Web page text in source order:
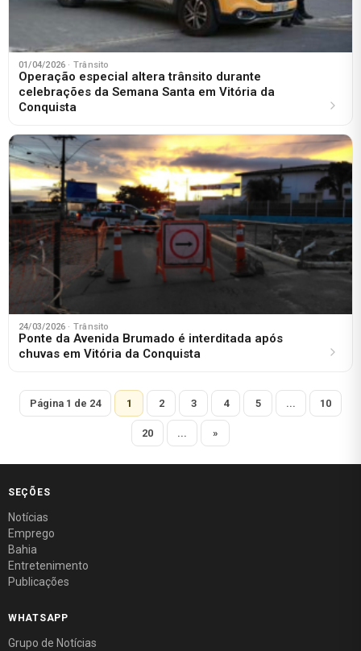
01/04/2026 · Trânsito
Operação especial altera trânsito durante
celebrações da Semana Santa em Vitória da
Conquista
24/03/2026 · Trânsito
Ponte da Avenida Brumado é interditada após
chuvas em Vitória da Conquista
Página 1 de 24 1 2 3 4 5 ... 10
20 ... »
SEÇÕES
Notícias
Emprego
Bahia
Entretenimento
Publicações
WHATSAPP
Grupo de Notícias